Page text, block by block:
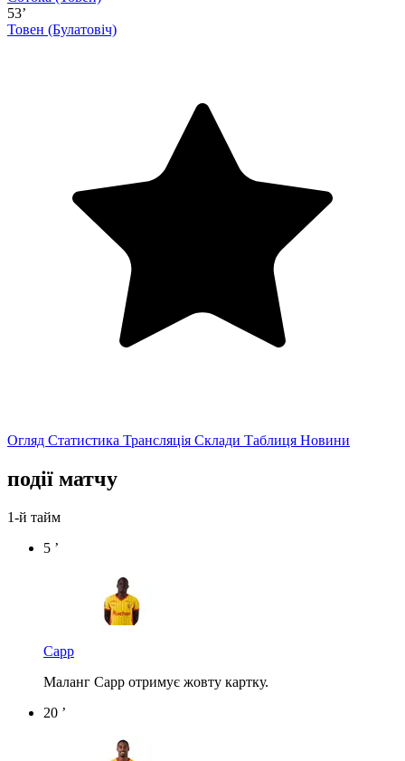
53’
Товен (Булатовіч)
Огляд Статистика Трансляція Склади Таблиця Новини
події матчу
1-й тайм
5 ’
Сарр
Маланг Сарр отримує жовту картку.
20 ’